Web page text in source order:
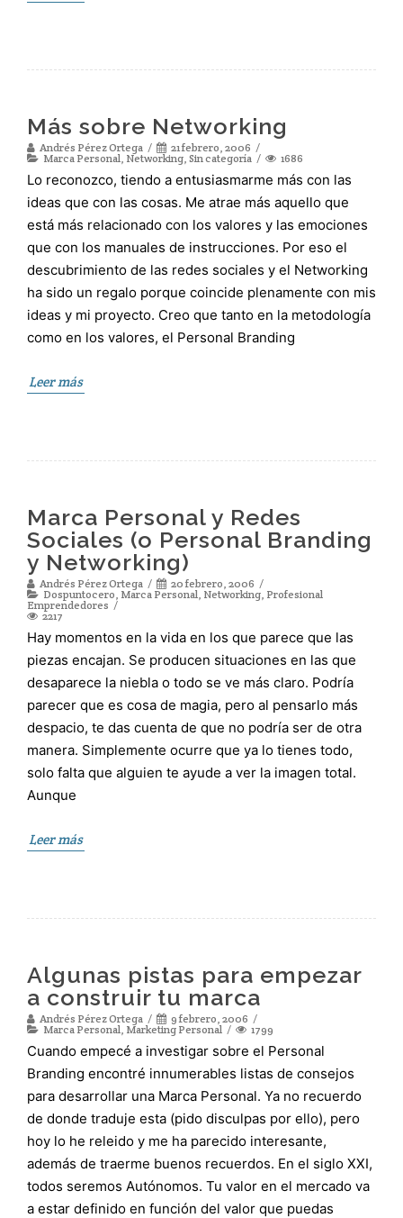
Más sobre Networking
Andrés Pérez Ortega
21 febrero, 2006
Marca Personal, Networking, Sin categoría 1686
Lo reconozco, tiendo a entusiasmarme más con las
ideas que con las cosas. Me atrae más aquello que
está más relacionado con los valores y las emociones
que con los manuales de instrucciones. Por eso el
descubrimiento de las redes sociales y el Networking
ha sido un regalo porque coincide plenamente con mis
ideas y mi proyecto. Creo que tanto en la metodología
como en los valores, el Personal Branding
Leer más
Marca Personal y Redes
Sociales (o Personal Branding
y Networking)
Andrés Pérez Ortega
20 febrero, 2006
Dospuntocero, Marca Personal, Networking, Profesional
Emprendedores
2217
Hay momentos en la vida en los que parece que las
piezas encajan. Se producen situaciones en las que
desaparece la niebla o todo se ve más claro. Podría
parecer que es cosa de magia, pero al pensarlo más
despacio, te das cuenta de que no podría ser de otra
manera. Simplemente ocurre que ya lo tienes todo,
solo falta que alguien te ayude a ver la imagen total.
Aunque
Leer más
Algunas pistas para empezar
a construir tu marca
Andrés Pérez Ortega
9 febrero, 2006
Marca Personal, Marketing Personal 1799
Cuando empecé a investigar sobre el Personal
Branding encontré innumerables listas de consejos
para desarrollar una Marca Personal. Ya no recuerdo
de donde traduje esta (pido disculpas por ello), pero
hoy lo he releido y me ha parecido interesante,
además de traerme buenos recuerdos. En el siglo XXI,
todos seremos Autónomos. Tu valor en el mercado va
a estar definido en función del valor que puedas